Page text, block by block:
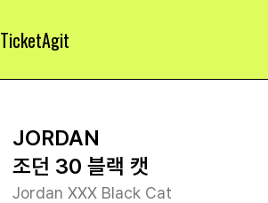
TicketAgit
JORDAN
조던 30 블랙 캣
Jordan XXX Black Cat